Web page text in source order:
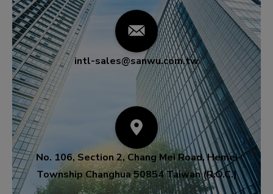
intl-sales@sanwu.com.tw
No. 106, Section 2, Chang Mei Road, Hemei
TownshipChanghua 50854Taiwan (R.O.C.)